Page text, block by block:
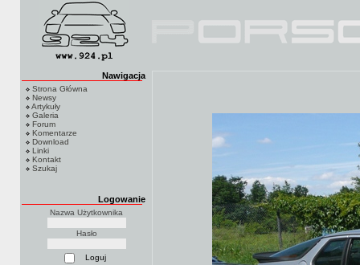
Nawigacja
Strona Główna
Newsy
Artykuły
Galeria
Forum
Komentarze
Download
Linki
Kontakt
Szukaj
Logowanie
Nazwa Użytkownika
Hasło